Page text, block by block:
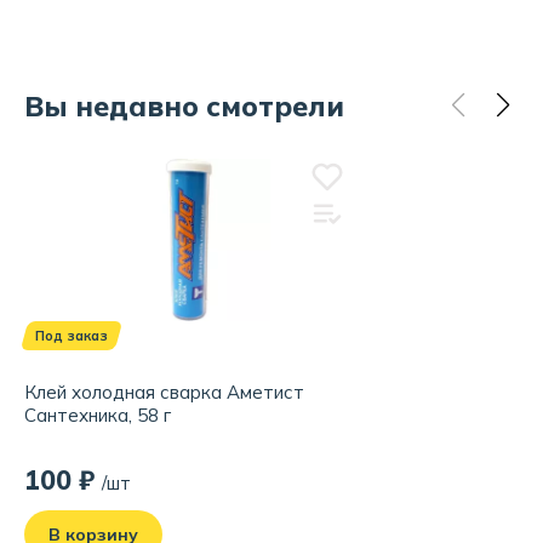
Вы недавно смотрели
Под заказ
Клей холодная сварка Аметист
Сантехника, 58 г
100 ₽ /шт
В корзину